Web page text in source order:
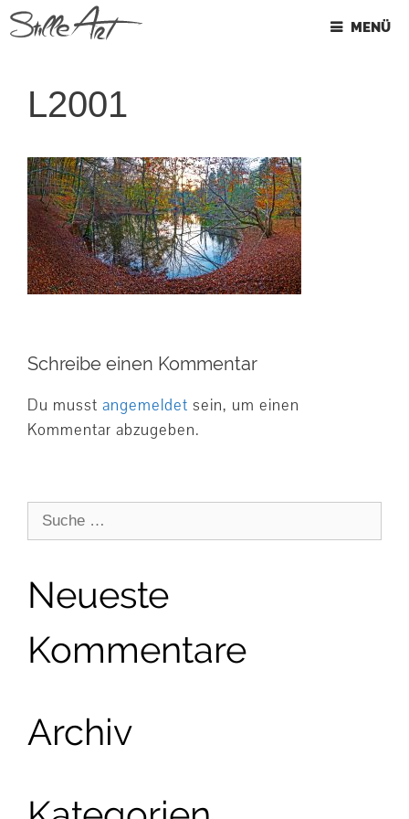
Springe
zum
MENÜ
L2001
Schreibe einen Kommentar
Du musst angemeldet sein, um einen
Kommentar abzugeben.
Suche
nach:
Neueste
Kommentare
Archiv